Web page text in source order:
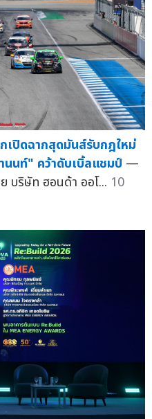
เปิดฉากสุดมันส์รับกฎใหม่
นนท์" คว้าดับเบิ้ลแชมป์ —
บริษัท ฮอนด้า ออโ... 10